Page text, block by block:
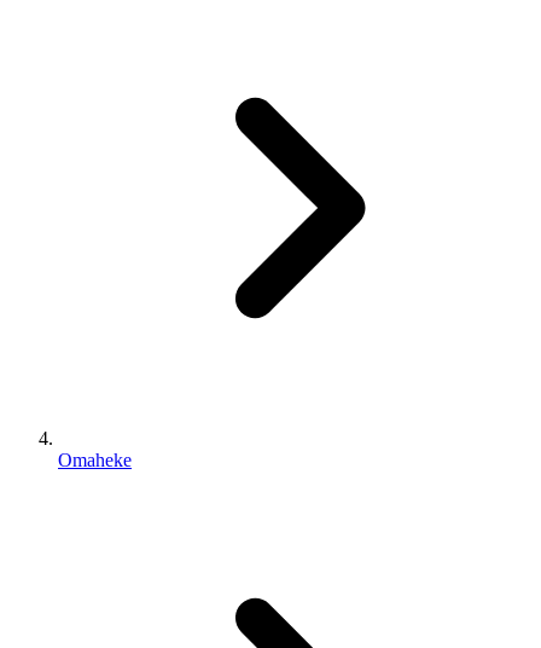
Omaheke